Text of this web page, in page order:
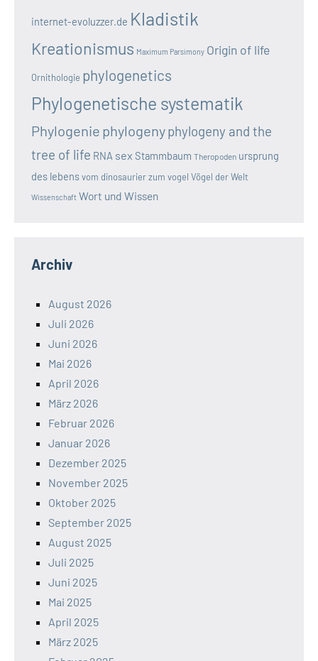
internet-evoluzzer.de Kladistik
Kreationismus Maximum Parsimony Origin of life
Ornithologie phylogenetics
Phylogenetische systematik
Phylogenie phylogenyphylogeny and the
tree of life RNA sex Stammbaum Theropoden ursprung
des lebensvom dinosaurier zum vogel Vögel der Welt
Wissenschaft Wort und Wissen
Archiv
August 2026
Juli 2026
Juni 2026
Mai 2026
April 2026
März 2026
Februar 2026
Januar 2026
Dezember 2025
November 2025
Oktober 2025
September 2025
August 2025
Juli 2025
Juni 2025
Mai 2025
April 2025
März 2025